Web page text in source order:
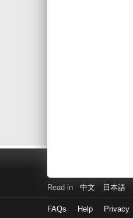
Read in 中文 日本語
FAQs Help Privacy